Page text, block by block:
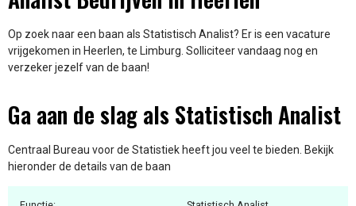
Op zoek naar een baan als Statistisch Analist? Er is een vacature
vrijgekomen in Heerlen, te Limburg. Solliciteer vandaag nog en
verzeker jezelf van de baan!
Ga aan de slag als Statistisch Analist
Centraal Bureau voor de Statistiek heeft jou veel te bieden. Bekijk
hieronder de details van de baan